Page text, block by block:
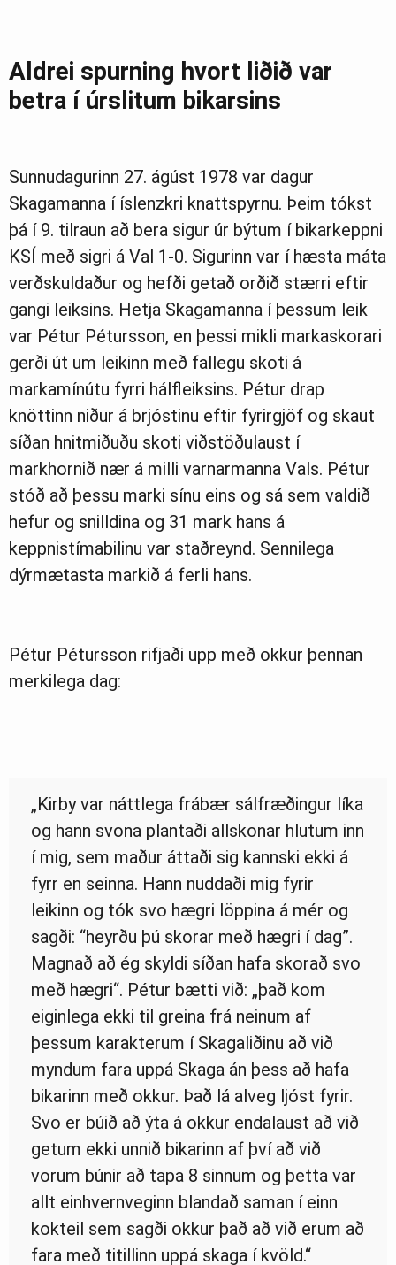
Aldrei spurning hvort liðið var
betra í úrslitum bikarsins
Sunnudagurinn 27. ágúst 1978 var dagur
Skagamanna í íslenzkri knattspyrnu. Þeim tókst
þá í 9. tilraun að bera sigur úr býtum í bikarkeppni
KSÍ með sigri á Val 1-0. Sigurinn var í hæsta máta
verðskuldaður og hefði getað orðið stærri eftir
gangi leiksins. Hetja Skagamanna í þessum leik
var Pétur Pétursson, en þessi mikli markaskorari
gerði út um leikinn með fallegu skoti á
markamínútu fyrri hálfleiksins. Pétur drap
knöttinn niður á brjóstinu eftir fyrirgjöf og skaut
síðan hnitmiðuðu skoti viðstöðulaust í
markhornið nær á milli varnarmanna Vals. Pétur
stóð að þessu marki sínu eins og sá sem valdið
hefur og snilldina og 31 mark hans á
keppnistímabilinu var staðreynd. Sennilega
dýrmætasta markið á ferli hans.
Pétur Pétursson rifjaði upp með okkur þennan
merkilega dag:
„Kirby var náttlega frábær sálfræðingur líka
og hann svona plantaði allskonar hlutum inn
í mig, sem maður áttaði sig kannski ekki á
fyrr en seinna. Hann nuddaði mig fyrir
leikinn og tók svo hægri löppina á mér og
sagði: “heyrðu þú skorar með hægri í dag”.
Magnað að ég skyldi síðan hafa skorað svo
með hægri“. Pétur bætti við: „það kom
eiginlega ekki til greina frá neinum af
þessum karakterum í Skagaliðinu að við
myndum fara uppá Skaga án þess að hafa
bikarinn með okkur. Það lá alveg ljóst fyrir.
Svo er búið að ýta á okkur endalaust að við
getum ekki unnið bikarinn af því að við
vorum búnir að tapa 8 sinnum og þetta var
allt einhvernveginn blandað saman í einn
kokteil sem sagði okkur það að við erum að
fara með titillinn uppá skaga í kvöld.“